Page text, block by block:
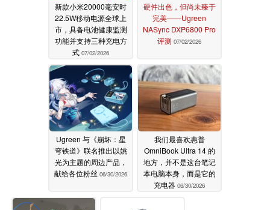
新款小米20000毫安时
22.5W移动电源全球上
市，具备电池健康监测
功能并支持三种充电方
式 07/02/2026
硬件出色，但尚未臻于
完美——Ugreen
NASync DXP6800 Pro
评测 07/02/2026
Ugreen 与《崩坏：星
穹铁道》联名推出以姚
光为主题的周边产品，
献给各位粉丝 06/30/2026
我们最喜欢惠普
OmniBook Ultra 14 的
地方，并不是这台笔记
本电脑本身，而是它的
充电器 06/30/2026